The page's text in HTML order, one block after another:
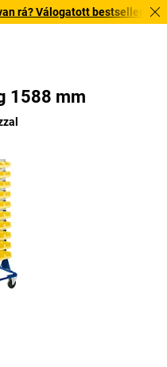
rá? Válogatott bestseller
1588 mm